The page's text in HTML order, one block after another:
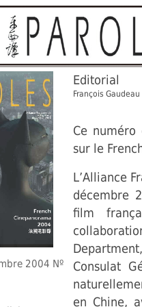
2004 Nº
Editorial
François Gaudeau
Ce numéro
sur le
L’Alliance
décembre
film
Consulat
en Chine,